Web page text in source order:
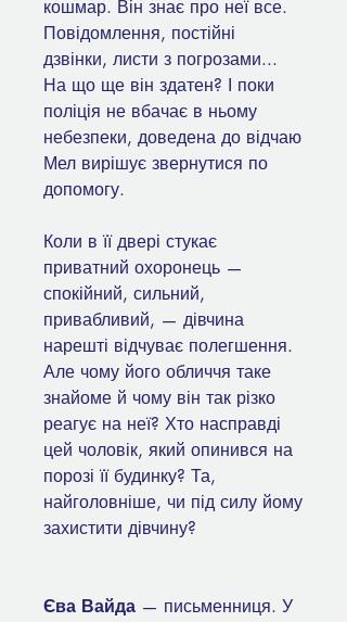
кошмар. Він знає про неї все.
Повідомлення, постійні
дзвінки, листи з погрозами...
На що ще він здатен? І поки
поліція не вбачає в ньому
небезпеки, доведена до відчаю
Мел вирішує звернутися по
допомогу.
Коли в її двері стукає
приватний охоронець —
спокійний, сильний,
привабливий, — дівчина
нарешті відчуває полегшення.
Але чому його обличчя таке
знайоме й чому він так різко
реагує на неї? Хто насправді
цей чоловік, який опинився на
порозі її будинку? Та,
найголовніше, чи під силу йому
захистити дівчину?
Єва Вайда — письменниця. У